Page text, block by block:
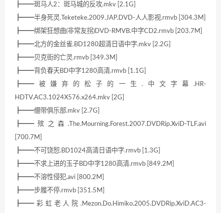
┣━━斑马人2：斑马城的反攻.mkv [2.1G]
┣━━半身死灵.Teketeke.2009.JAP.DVD-人人影视.rmvb [304.3M]
┣━━绑架狂想曲(非常友拐)DVD-RMVB.中字CD2.rmvb [203.7M]
┣━━北方的金丝雀.BD1280超清日语中字.mkv [2.2G]
┣━━贝克街的亡灵.rmvb [349.3M]
┣━━背负春天BD中字1280高清.rmvb [1.1G]
┣━━被嫌弃的松子的一生.中文字幕.HR-
HDTV.AC3.1024X576.x264.mkv [2G]
┣━━绷带俱乐部.mkv [2.7G]
┣━━殡之森.The.Mourning.Forest.2007.DVDRip.XviD-TLF.avi
[700.7M]
┣━━不可饶恕.BD1024高清日语中字.rmvb [1.3G]
┣━━不求上进的玉子BD中字1280高清.rmvb [849.2M]
┣━━不溶性侵犯.avi [800.2M]
┣━━步履不停.rmvb [351.5M]
┣━━彩虹老人院.Mezon.Do.Himiko.2005.DVDRip.XviD.AC3-